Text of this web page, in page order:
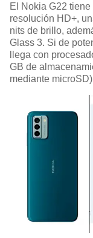
El Nokia G22
resolución HD+,
nits de brillo,
Glass 3. Si de
llega con
GB de
mediante